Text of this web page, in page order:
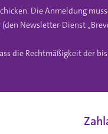
Die Anmeldung
Newsletter-Dienst
die Rechtmäßigkeit der